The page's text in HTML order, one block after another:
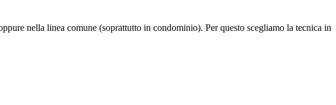
nella linea comune (soprattutto in condominio). Per questo scegliamo la tecnica in